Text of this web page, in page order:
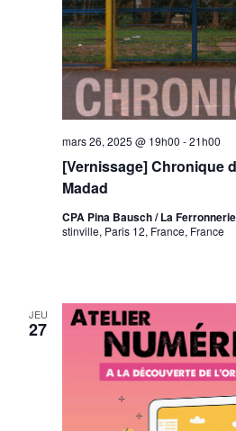
[Vernissage] Chronique
Madad
mars 26, 2025 @ 19h00 -21h00
CPA Pina Bausch / La
stinville, Paris 12, France, France
JEU
27